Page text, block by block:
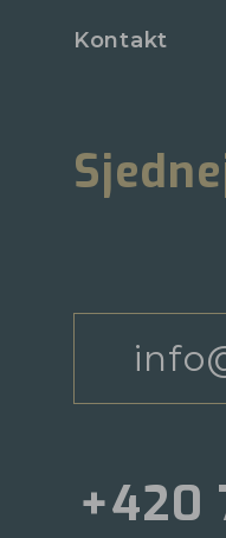
Kontakt
+420